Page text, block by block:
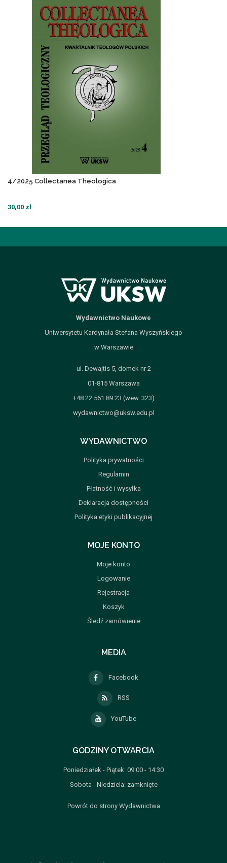
4/2025 Collectanea Theologica
30,00 zł
Wydawnictwo Naukowe
Uniwersytetu Kardynała Stefana Wyszyńskiego
w Warszawie
ul. Dewajtis 5, domek nr 2
01-815 Warszawa
+48 22 561 89 23 (wew. 323)
wydawnictwo@uksw.edu.pl
WYDAWNICTWO
Polityka prywatności
Regulamin
Płatność i wysyłka
Deklaracja dostępności
Polityka etyki publikacyjnej
MOJE KONTO
Moje konto
Logowanie
Rejestracja
Koszyk
Śledź zamówienie
MEDIA
Facebook
RSS
YouTube
GODZINY OTWARCIA
Poniedziałek - Piątek: 09:00 - 14:30
Sobota - Niedziela: zamknięte
Powrót do strony Wydawnictwa